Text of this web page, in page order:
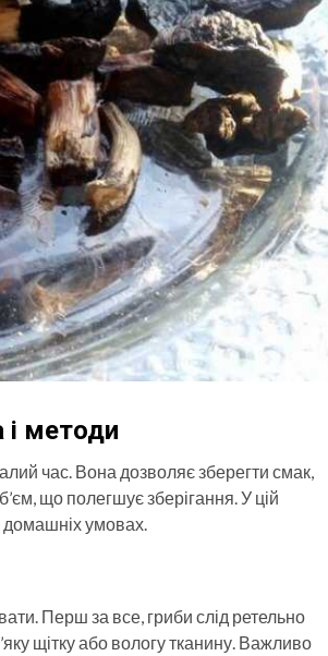
і методи
час. Вона дозволяє зберегти смак,
що полегшує зберігання. У цій
домашніх умовах.
Перш за все, гриби слід ретельно
щітку або вологу тканину. Важливо